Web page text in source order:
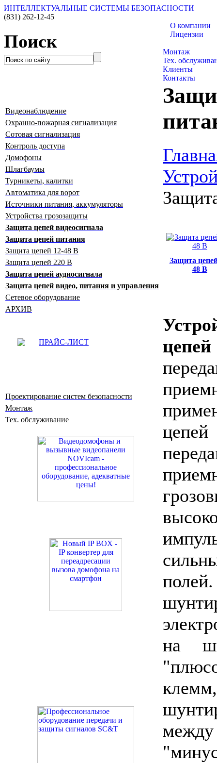
ИНТЕЛЛЕКТУАЛЬНЫЕ СИСТЕМЫ БЕЗОПАСНОСТИ
(831) 262-12-45
Поиск
О компании
Лицензии
Монтаж
Тех.
Клиенты
Контакты
Видеонаблюдение
Охранно-пожарная сигнализация
Сотовая сигнализация
Контроль доступа
Домофоны
Шлагбаумы
Турникеты, калитки
Автоматика для ворот
Источники питания, аккумуляторы
Устройства грозозащиты
Защита цепей видеосигнала
Защита цепей питания
Защита цепей 12-48 В
Защита цепей 220 В
Защита цепей аудиосигнала
Защита цепей видео, питания и управления
Сетевое оборудование
АРХИВ
ПРАЙС-ЛИСТ
Проектирование систем безопасности
Монтаж
Тех. обслуживание
Защита
48 В
на